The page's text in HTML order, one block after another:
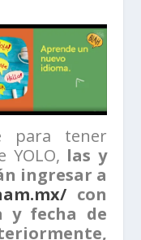
para tener
YOLO, las y
ingresar a
con
y fecha de